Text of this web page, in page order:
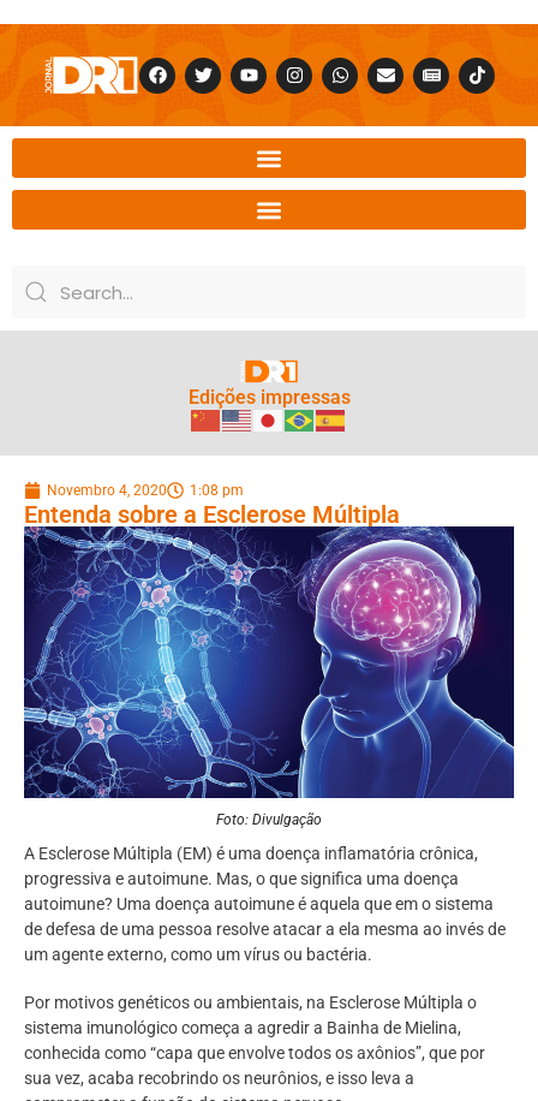
Edições impressas
Novembro 4, 2020 1:08 pm
Entenda sobre a Esclerose Múltipla
Foto: Divulgação
A Esclerose Múltipla (EM) é uma doença inflamatória crônica,
progressiva e autoimune. Mas, o que significa uma doença
autoimune? Uma doença autoimune é aquela que em o sistema
de defesa de uma pessoa resolve atacar a ela mesma ao invés de
um agente externo, como um vírus ou bactéria.
Por motivos genéticos ou ambientais, na Esclerose Múltipla o
sistema imunológico começa a agredir a Bainha de Mielina,
conhecida como “capa que envolve todos os axônios”, que por
sua vez, acaba recobrindo os neurônios, e isso leva a